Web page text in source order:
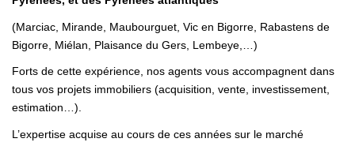
EN
(Marciac, Mirande, Maubourguet, Vic en Bigorre, Rabastens de
Bigorre, Miélan, Plaisance du Gers, Lembeye,…)
Forts de cette expérience, nos agents vous accompagnent dans
tous vos projets immobiliers (acquisition, vente, investissement,
estimation…).
L’expertise acquise au cours de ces années sur le marché